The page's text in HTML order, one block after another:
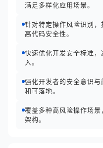
满足多样化应用场景。
针对特定操作风险识别
高代码安全性。
快速优化开发安全标准
入。
强化开发者的安全意识
和可落地。
覆盖多种高风险操作场
架构。